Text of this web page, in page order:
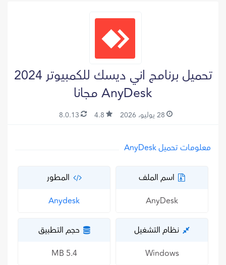
تحميل برنامج اني ديسك للكمبيوتر 2024
AnyDesk مجانا
28 يوليو، 2026 4.8
8.0.13
معلومات تحميل AnyDesk
اسم الملف
AnyDesk
المطور
Anydesk
نظام التشغيل
Windows
حجم التطبيق
5.4 MB